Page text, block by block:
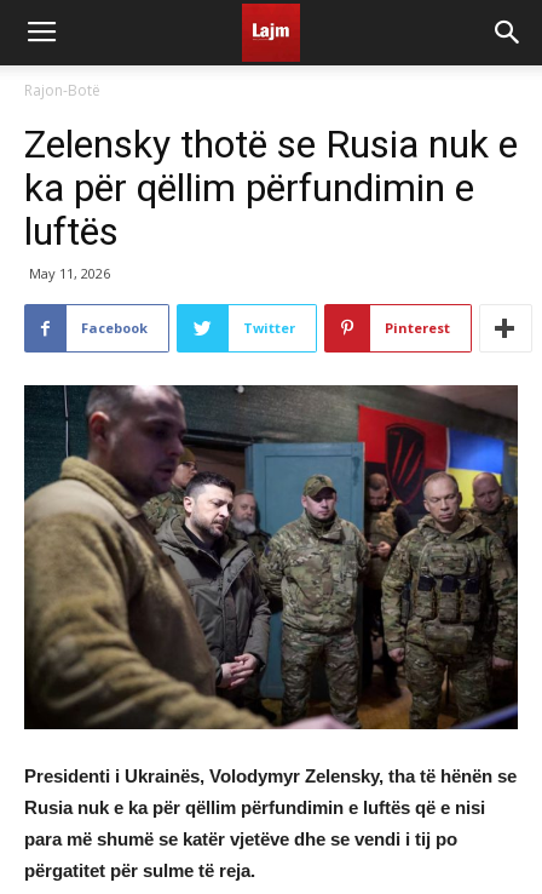
Rajon-Botë
Zelensky thotë se Rusia nuk e
ka për qëllim përfundimin e
luftës
May 11, 2026
Facebook Twitter Pinterest
Presidenti i Ukrainës, Volodymyr Zelensky, tha të hënën se
Rusia nuk e ka për qëllim përfundimin e luftës që e nisi
para më shumë se katër vjetëve dhe se vendi i tij po
përgatitet për sulme të reja.